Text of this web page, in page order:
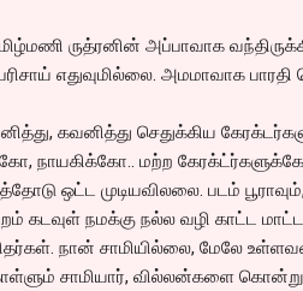
ருத்ரனின் அப்பாவாக
எதுவுமில்லை. அமமாவாக
கவனித்து செதுக்கிய
நாயகிக்கோ.. மற்ற
ஒட்ட முடியவிலலை. படம்
கடவுள் நமக்கு நல்ல வழி காட்ட
நான் சாமியில்லை, மேலே உள்ளவன்
கொள்ளும் சாமியார், வில்லன்களை